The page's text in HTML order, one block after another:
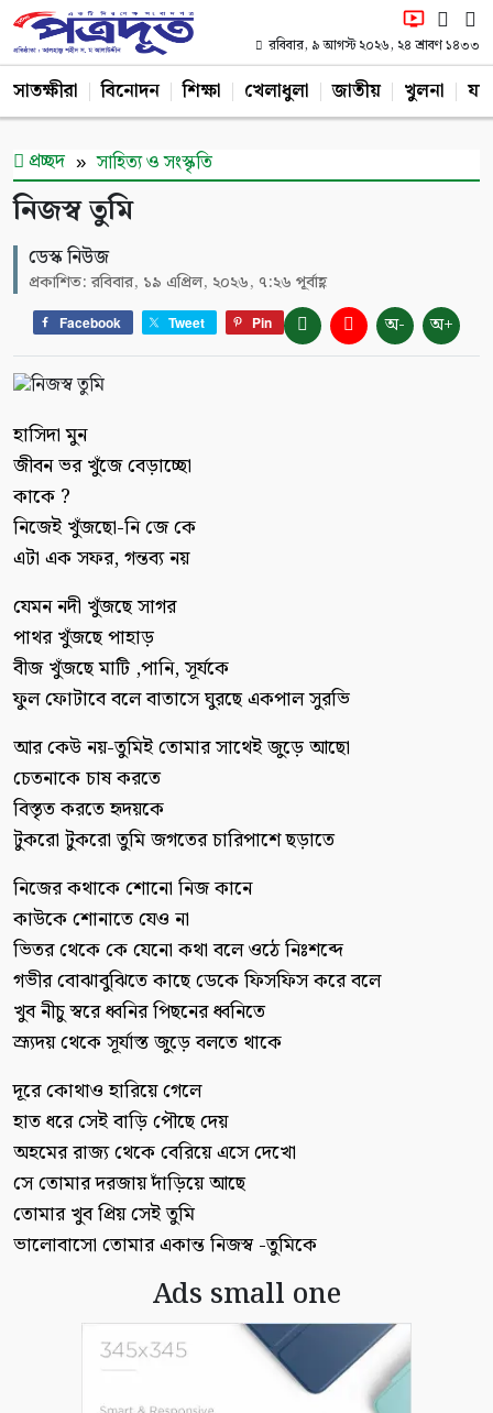
রবিবার, ৯ আগস্ট ২০২৬, ২৪ শ্রাবণ ১৪৩৩
সাতক্ষীরা বিনোদন শিক্ষা খেলাধুলা জাতীয় খুলনা
প্রচ্ছদ সাহিত্য ও সংস্কৃতি
নিজস্ব তুমি
ডেস্ক নিউজ
প্রকাশিত: রবিবার, ১৯ এপ্রিল, ২০২৬, ৭:২৬ পূর্বাহ্ণ
Facebook Tweet Pin অ- অ+
হাসিদা মুন
জীবন ভর খুঁজে বেড়াচ্ছো
কাকে ?
নিজেই খুঁজছো-নি জে কে
এটা এক সফর, গন্তব্য নয়
যেমন নদী খুঁজছে সাগর
পাথর খুঁজছে পাহাড়
বীজ খুঁজছে মাটি ,পানি, সূর্যকে
ফুল ফোটাবে বলে বাতাসে ঘুরছে একপাল সুরভি
আর কেউ নয়-তুমিই তোমার সাথেই জুড়ে আছো
চেতনাকে চাষ করতে
বিস্তৃত করতে হৃদয়কে
টুকরো টুকরো তুমি জগতের চারিপাশে ছড়াতে
নিজের কথাকে শোনো নিজ কানে
কাউকে শোনাতে যেও না
ভিতর থেকে কে যেনো কথা বলে ওঠে নিঃশব্দে
গভীর বোঝাবুঝিতে কাছে ডেকে ফিসফিস করে বলে
খুব নীচু স্বরে ধ্বনির পিছনের ধ্বনিতে
স্র্যূদয় থেকে সূর্যাস্ত জুড়ে বলতে থাকে
দূরে কোথাও হারিয়ে গেলে
হাত ধরে সেই বাড়ি পৌছে দেয়
অহমের রাজ্য থেকে বেরিয়ে এসে দেখো
সে তোমার দরজায় দাঁড়িয়ে আছে
তোমার খুব প্রিয় সেই তুমি
ভালোবাসো তোমার একান্ত নিজস্ব -তুমিকে
Ads small one